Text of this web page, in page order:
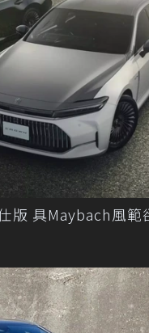
版 具Maybach風範